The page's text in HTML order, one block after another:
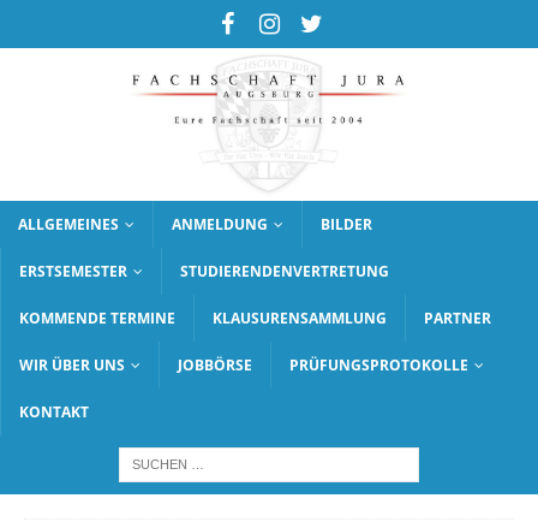
ALLGEMEINES ANMELDUNG BILDER
ERSTSEMESTER STUDIERENDENVERTRETUNG
KOMMENDE TERMINE KLAUSURENSAMMLUNG PARTNER
WIR ÜBER UNS JOBBÖRSE PRÜFUNGSPROTOKOLLE
KONTAKT